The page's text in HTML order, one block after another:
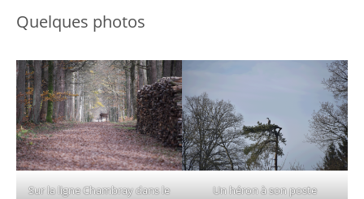
Quelques photos
Sur la ligne Chambray dans le
Un héron à son poste